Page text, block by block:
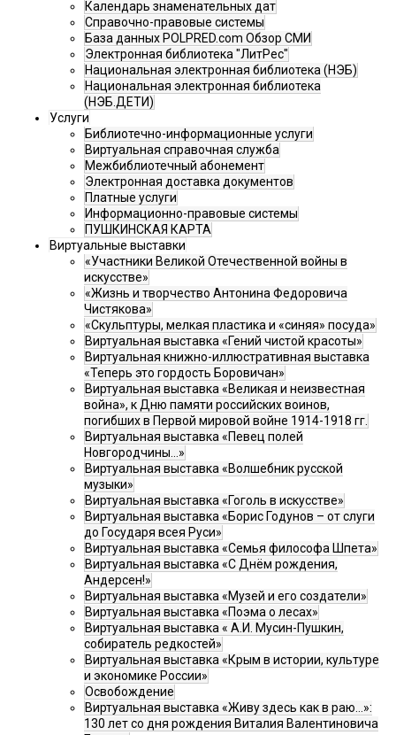
Календарь знаменательных дат
Справочно-правовые системы
База данных POLPRED.com Обзор СМИ
Электронная библиотека "ЛитРес"
Национальная электронная библиотека (НЭБ)
Национальная электронная библиотека
(НЭБ.ДЕТИ)
Услуги
Библиотечно-информационные услуги
Виртуальная справочная служба
Межбиблиотечный абонемент
Электронная доставка документов
Платные услуги
Информационно-правовые системы
ПУШКИНСКАЯ КАРТА
Виртуальные выставки
«Участники Великой Отечественной войны в
искусстве»
«Жизнь и творчество Антонина Федоровича
Чистякова»
«Скульптуры, мелкая пластика и «синяя» посуда»
Виртуальная выставка «Гений чистой красоты»
Виртуальная книжно-иллюстративная выставка
«Теперь это гордость Боровичан»
Виртуальная выставка «Великая и неизвестная
война», к Дню памяти российских воинов,
погибших в Первой мировой войне 1914-1918 гг.
Виртуальная выставка «Певец полей
Новгородчины…»
Виртуальная выставка «Волшебник русской
музыки»
Виртуальная выставка «Гоголь в искусстве»
Виртуальная выставка «Борис Годунов – от слуги
до Государя всея Руси»
Виртуальная выставка «Семья философа Шпета»
Виртуальная выставка «С Днём рождения,
Андерсен!»
Виртуальная выставка «Музей и его создатели»
Виртуальная выставка «Поэма о лесах»
Виртуальная выставка « А.И. Мусин-Пушкин,
собиратель редкостей»
Виртуальная выставка «Крым в истории, культуре
и экономике России»
Освобождение
Виртуальная выставка «Живу здесь как в раю…»:
130 лет со дня рождения Виталия Валентиновича